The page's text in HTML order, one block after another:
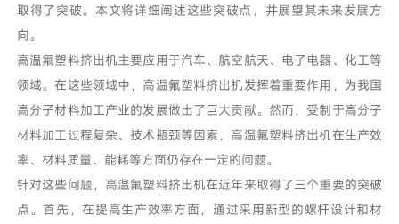
取得了突破。本文将详细阐述这些突破点，并展望其未来发展方
向。
高温氟塑料挤出机主要应用于汽车、航空航天、电子电器、化工等
领域。在这些领域中，高温氟塑料挤出机发挥着重要作用，为我国
高分子材料加工产业的发展做出了巨大贡献。然而，受制于高分子
材料加工过程复杂、技术瓶颈等因素，高温氟塑料挤出机在生产效
率、材料质量、能耗等方面仍存在一定的问题。
针对这些问题，高温氟塑料挤出机在近年来取得了三个重要的突破
点。首先，在提高生产效率方面，通过采用新型的螺杆设计和材